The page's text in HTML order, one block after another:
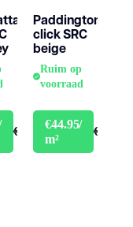
Garantie
€49.95
Paddington
click SRC
beige
Ruim op
voorraad
€44.95/
m²
€49.95